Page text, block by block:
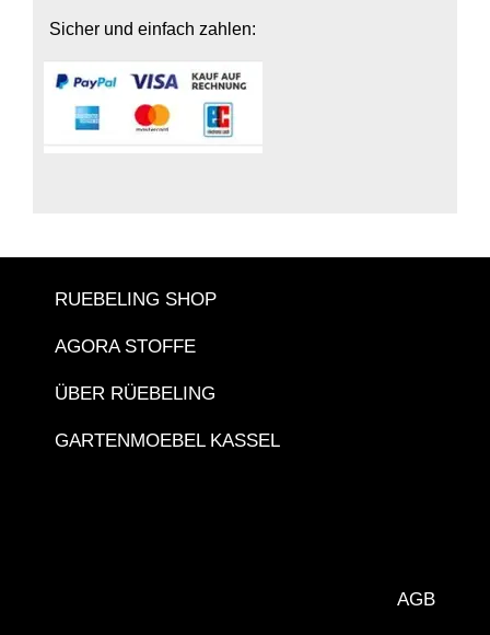
Sicher und einfach zahlen:
RUEBELING SHOP
AGORA STOFFE
ÜBER RÜEBELING
GARTENMOEBEL KASSEL
AGB